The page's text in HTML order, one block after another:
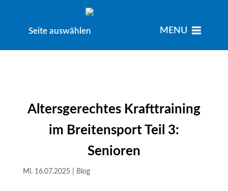
Seite auswählen MENU
Altersgerechtes Krafttraining
im Breitensport Teil 3:
Senioren
Mi. 16.07.2025| Blog